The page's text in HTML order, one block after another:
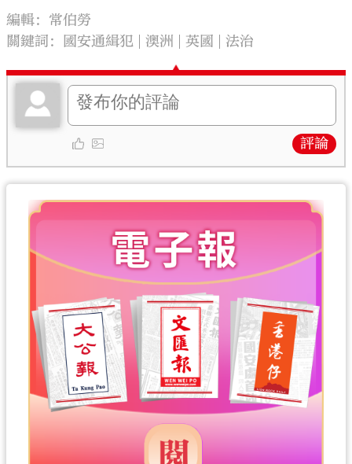
編輯：常伯勞
關鍵詞：
國安通緝犯 澳洲 英國 法治
評論